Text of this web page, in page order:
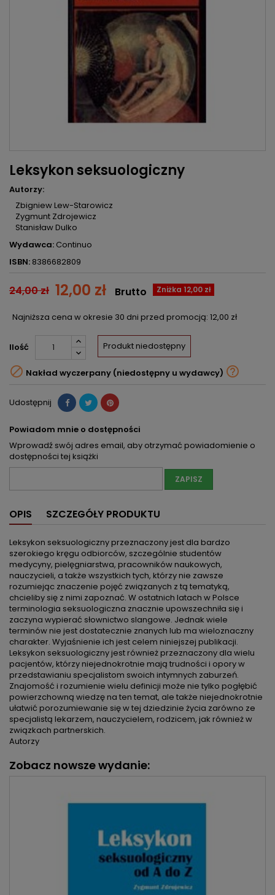
Leksykon seksuologiczny
Autorzy:
Zbigniew Lew-Starowicz
Zygmunt Zdrojewicz
Stanisław Dulko
Wydawca: Continuo
ISBN: 8386682809
24,00 zł 12,00 zł Zniżka 12,00 zł
Brutto
Najniższa cena w okresie 30 dni przed promocją: 12,00 zł
Ilość Produkt niedostępny
 Nakład wyczerpany (niedostępny u wydawcy) 
Udostępnij
Powiadom mnie o dostępności
Wprowadź swój adres email, aby otrzymać powiadomienie o
dostępności tej książki
ZAPISZ
OPIS SZCZEGÓŁY PRODUKTU
Leksykon seksuologiczny przeznaczony jest dla bardzo
szerokiego kręgu odbiorców, szczególnie studentów
medycyny, pielęgniarstwa, pracowników naukowych,
nauczycieli, a także wszystkich tych, którzy nie zawsze
rozumiejąc znaczenie pojęć związanych z tą tematyką,
chcieliby się z nimi zapoznać. W ostatnich latach w Polsce
terminologia seksuologiczna znacznie upowszechniła się i
zaczyna wypierać słownictwo slangowe. Jednak wiele
terminów nie jest dostatecznie znanych lub ma wieloznaczny
charakter. Wyjaśnienie ich jest celem niniejszej publikacji.
Leksykon seksuologiczny jest również przeznaczony dla wielu
pacjentów, którzy niejednokrotnie mają trudności i opory w
przedstawianiu specjalistom swoich intymnych zaburzeń.
Znajomość i rozumienie wielu definicji może nie tylko pogłębić
powierzchowną wiedzę na ten temat, ale także niejednokrotnie
ułatwić porozumiewanie się w tej dziedzinie życia zarówno ze
specjalistą lekarzem, nauczycielem, rodzicem, jak również w
związkach partnerskich.
Autorzy
Zobacz nowsze wydanie: